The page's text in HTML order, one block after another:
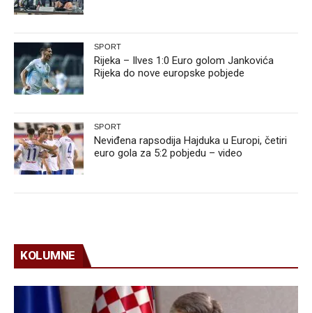
SPORT
Rijeka – Ilves 1:0 Euro golom Jankovića
Rijeka do nove europske pobjede
SPORT
Neviđena rapsodija Hajduka u Europi, četiri
euro gola za 5:2 pobjedu – video
KOLUMNE